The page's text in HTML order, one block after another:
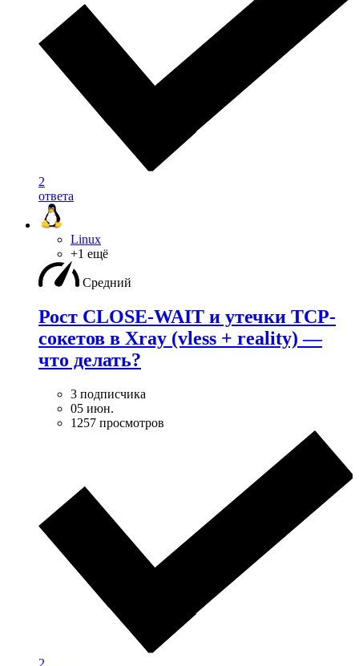
2
ответа
Linux
+1 ещё
Средний
Рост CLOSE-WAIT и утечки TCP-
сокетов в Xray (vless + reality) —
что делать?
3 подписчика
05 июн.
1257 просмотров